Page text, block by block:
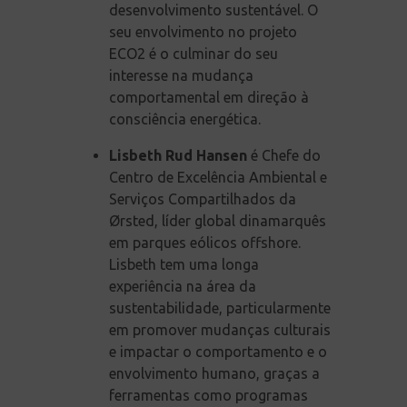
desenvolvimento sustentável. O
seu envolvimento no projeto
ECO2 é o culminar do seu
interesse na mudança
comportamental em direção à
consciência energética.
Lisbeth Rud Hansen é Chefe do
Centro de Excelência Ambiental e
Serviços Compartilhados da
Ørsted, líder global dinamarquês
em parques eólicos offshore.
Lisbeth tem uma longa
experiência na área da
sustentabilidade, particularmente
em promover mudanças culturais
e impactar o comportamento e o
envolvimento humano, graças a
ferramentas como programas